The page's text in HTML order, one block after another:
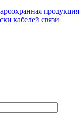
продукция
кабелей связи